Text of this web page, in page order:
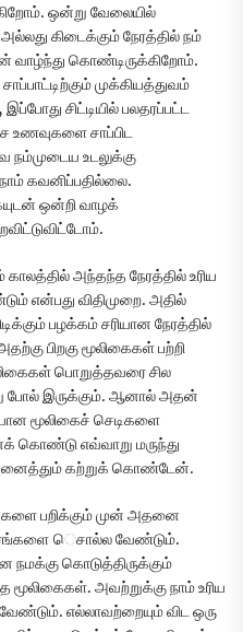
ஒன்று வேலையில்
அல்லது கிடைக்கும் நேரத்தில் நம்
வாழ்ந்து கொண்டிருக்கிறோம்.
முக்கியத்துவம்
சிட்டியில் பலதரப்பட்ட
உணவுகளை சாப்பிட
நம்முடைய உடலுக்கு
கவனிப்பதில்லை.
ஒன்றி வாழக்
காலத்தில் அந்தந்த நேரத்தில் உரிய
என்பது விதிமுறை. அதில்
பழக்கம் சரியான நேரத்தில்
பிறகு மூலிகைகள் பற்றி
பொறுத்தவரை சில
போல் இருக்கும். ஆனால் அதன்
மூலிகைச் செடிகளை
கொண்டு எவ்வாறு மருந்து
அனைத்தும் கற்றுக் கொண்டேன்.
பறிக்கும் முன் அதனை
ெசால்ல வேண்டும்.
கொடுத்திருக்கும்
அவற்றுக்கு நாம் உரிய
எல்லாவற்றையும் விட ஒரு